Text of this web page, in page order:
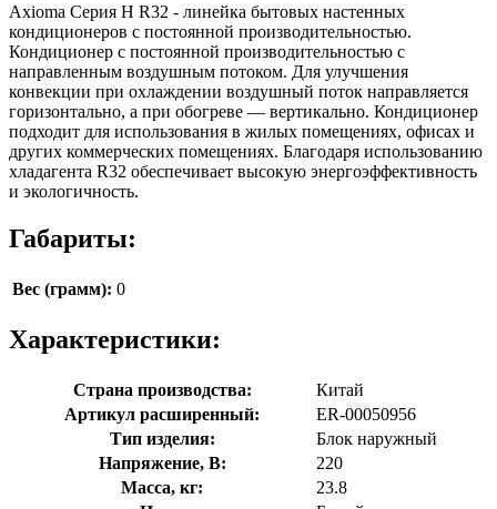
Axioma Серия H R32 - линейка бытовых настенных
кондиционеров с постоянной производительностью.
Кондиционер с постоянной производительностью с
направленным воздушным потоком. Для улучшения
конвекции при охлаждении воздушный поток направляется
горизонтально, а при обогреве — вертикально. Кондиционер
подходит для использования в жилых помещениях, офисах и
других коммерческих помещениях. Благодаря использованию
хладагента R32 обеспечивает высокую энергоэффективность
и экологичность.
Габариты:
Вес (грамм): 0
Характеристики:
Страна производства:
Китай
Артикул расширенный:
ER-00050956
Тип изделия:
Блок наружный
Напряжение, В:
220
Масса, кг:
23.8